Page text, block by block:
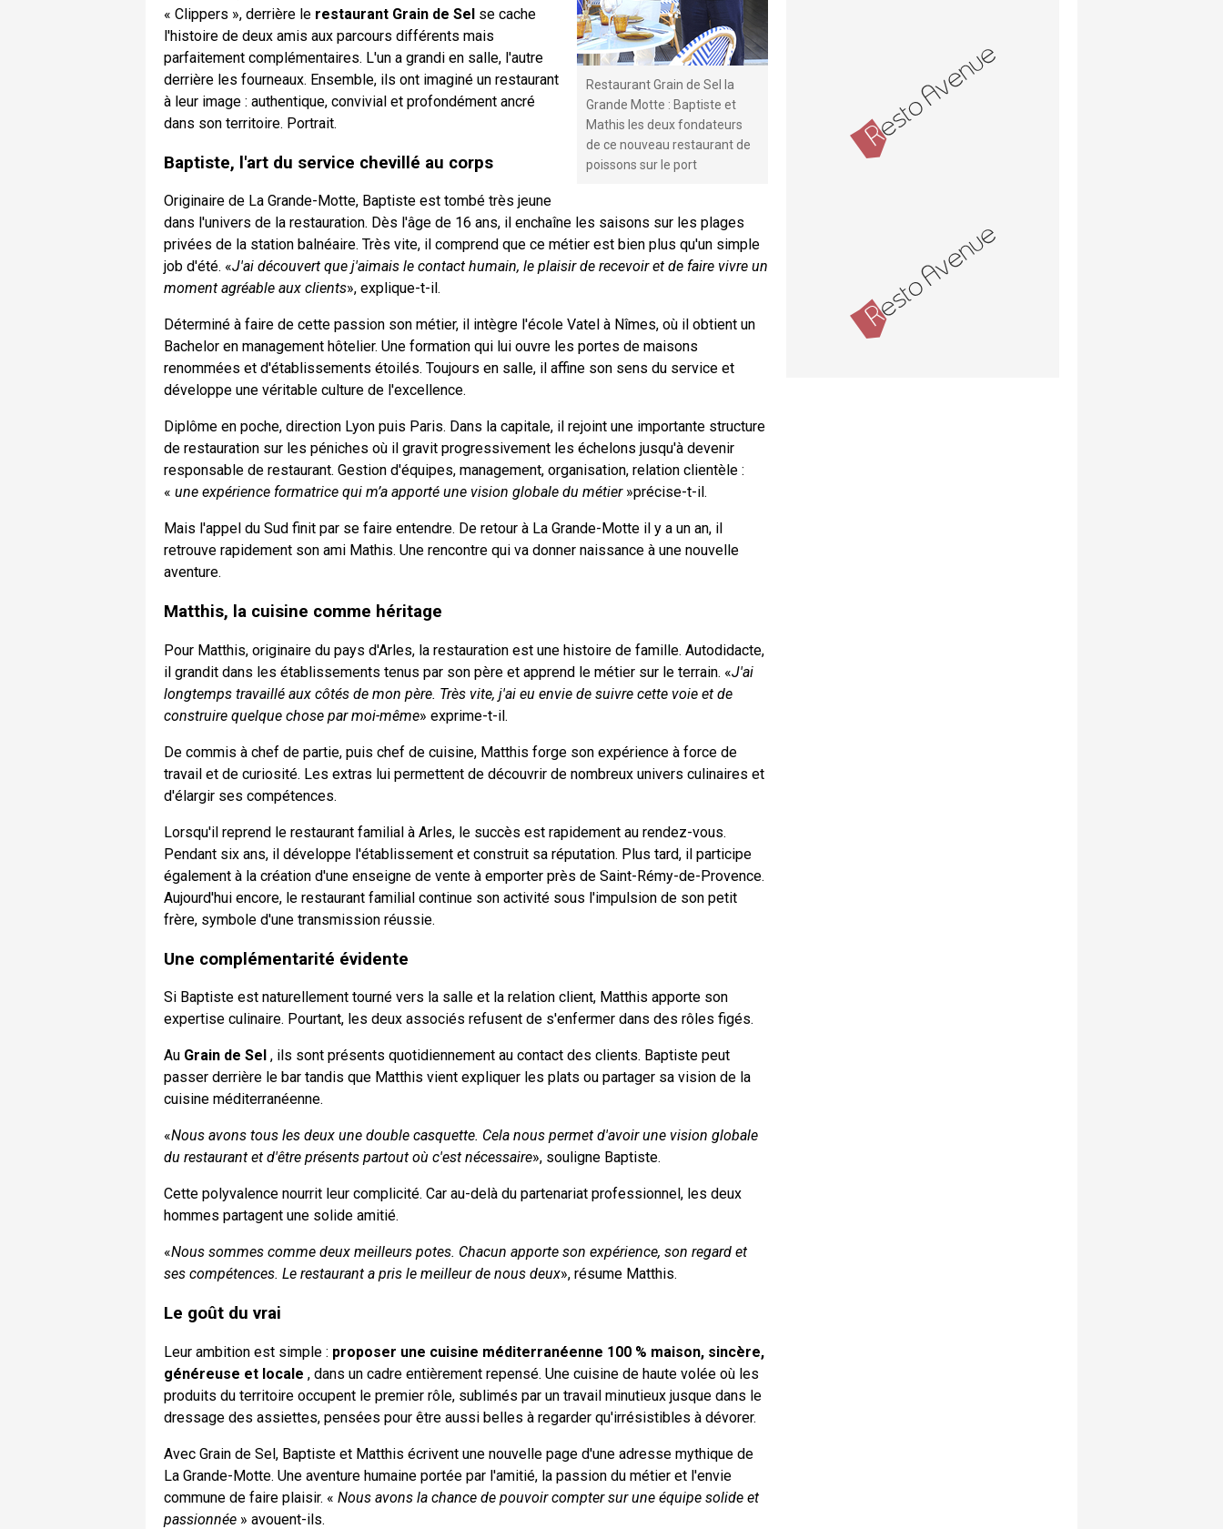
Restaurant Grain de Sel la
Grande Motte : Baptiste et
Mathis les deux fondateurs
de ce nouveau restaurant de
poissons sur le port
« Clippers », derrière le restaurant Grain de Sel se cache
l'histoire de deux amis aux parcours différents mais
parfaitement complémentaires. L'un a grandi en salle, l'autre
derrière les fourneaux. Ensemble, ils ont imaginé un restaurant
à leur image : authentique, convivial et profondément ancré
dans son territoire. Portrait.
Baptiste, l'art du service chevillé au corps
Originaire de La Grande-Motte, Baptiste est tombé très jeune
dans l'univers de la restauration. Dès l'âge de 16 ans, il enchaîne les saisons sur les plages
privées de la station balnéaire. Très vite, il comprend que ce métier est bien plus qu'un simple
job d'été. «J'ai découvert que j'aimais le contact humain, le plaisir de recevoir et de faire vivre un
moment agréable aux clients», explique-t-il.
Déterminé à faire de cette passion son métier, il intègre l'école Vatel à Nîmes, où il obtient un
Bachelor en management hôtelier. Une formation qui lui ouvre les portes de maisons
renommées et d'établissements étoilés. Toujours en salle, il affine son sens du service et
développe une véritable culture de l'excellence.
Diplôme en poche, direction Lyon puis Paris. Dans la capitale, il rejoint une importante structure
de restauration sur les péniches où il gravit progressivement les échelons jusqu'à devenir
responsable de restaurant. Gestion d'équipes, management, organisation, relation clientèle :
« une expérience formatrice qui m’a apporté une vision globale du métier »précise-t-il.
Mais l'appel du Sud finit par se faire entendre. De retour à La Grande-Motte il y a un an, il
retrouve rapidement son ami Mathis. Une rencontre qui va donner naissance à une nouvelle
aventure.
Matthis, la cuisine comme héritage
Pour Matthis, originaire du pays d'Arles, la restauration est une histoire de famille. Autodidacte,
il grandit dans les établissements tenus par son père et apprend le métier sur le terrain. «J'ai
longtemps travaillé aux côtés de mon père. Très vite, j'ai eu envie de suivre cette voie et de
construire quelque chose par moi-même» exprime-t-il.
De commis à chef de partie, puis chef de cuisine, Matthis forge son expérience à force de
travail et de curiosité. Les extras lui permettent de découvrir de nombreux univers culinaires et
d'élargir ses compétences.
Lorsqu'il reprend le restaurant familial à Arles, le succès est rapidement au rendez-vous.
Pendant six ans, il développe l'établissement et construit sa réputation. Plus tard, il participe
également à la création d'une enseigne de vente à emporter près de Saint-Rémy-de-Provence.
Aujourd'hui encore, le restaurant familial continue son activité sous l'impulsion de son petit
frère, symbole d'une transmission réussie.
Une complémentarité évidente
Si Baptiste est naturellement tourné vers la salle et la relation client, Matthis apporte son
expertise culinaire. Pourtant, les deux associés refusent de s'enfermer dans des rôles figés.
Au Grain de Sel , ils sont présents quotidiennement au contact des clients. Baptiste peut
passer derrière le bar tandis que Matthis vient expliquer les plats ou partager sa vision de la
cuisine méditerranéenne.
«Nous avons tous les deux une double casquette. Cela nous permet d'avoir une vision globale
du restaurant et d'être présents partout où c'est nécessaire», souligne Baptiste.
Cette polyvalence nourrit leur complicité. Car au-delà du partenariat professionnel, les deux
hommes partagent une solide amitié.
«Nous sommes comme deux meilleurs potes. Chacun apporte son expérience, son regard et
ses compétences. Le restaurant a pris le meilleur de nous deux», résume Matthis.
Le goût du vrai
Leur ambition est simple : proposer une cuisine méditerranéenne 100 % maison, sincère,
généreuse et locale , dans un cadre entièrement repensé. Une cuisine de haute volée où les
produits du territoire occupent le premier rôle, sublimés par un travail minutieux jusque dans le
dressage des assiettes, pensées pour être aussi belles à regarder qu'irrésistibles à dévorer.
Avec Grain de Sel, Baptiste et Matthis écrivent une nouvelle page d'une adresse mythique de
La Grande-Motte. Une aventure humaine portée par l'amitié, la passion du métier et l'envie
commune de faire plaisir. « Nous avons la chance de pouvoir compter sur une équipe solide et
passionnée » avouent-ils.